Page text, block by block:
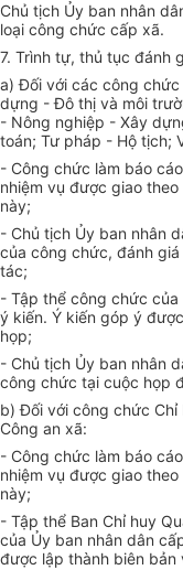
Chủ tịch Ủy ban nhân
loại công chức cấp xã.
7. Trình tự, thủ tục đánh
a) Đối với các công
dựng - Đô thị và môi
- Nông nghiệp - Xây
toán; Tư pháp - Hộ tịch;
- Công chức làm báo
nhiệm vụ được giao
này;
- Chủ tịch Ủy ban nhân
của công chức, đánh
tác;
- Tập thể công chức
ý kiến. Ý kiến góp ý
họp;
- Chủ tịch Ủy ban nhân
công chức tại cuộc họp
b) Đối với công chức
Công an xã:
- Công chức làm báo
nhiệm vụ được giao
này;
- Tập thể Ban Chỉ huy
của Ủy ban nhân dân
được lập thành biên bản